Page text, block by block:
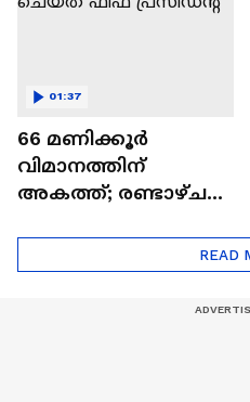
66 മണിക്കൂർ
വിമാനത്തിന്
അകത്ത്; രണ്ടാഴ്ച
ചെയ്ത് ഫിഫ
01:37
READ